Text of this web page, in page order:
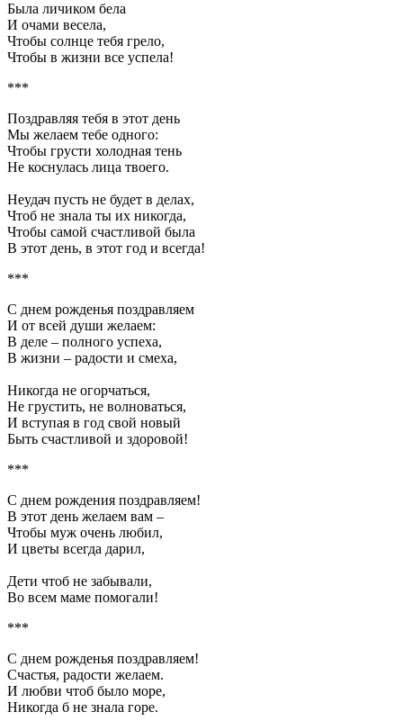
Была личиком бела
И очами весела,
Чтобы солнце тебя грело,
Чтобы в жизни все успела!
***
Поздравляя тебя в этот день
Мы желаем тебе одного:
Чтобы грусти холодная тень
Hе коснулась лица твоего.
Неудач пусть не будет в делах,
Чтоб не знала ты их никогда,
Чтобы самой счастливой была
В этот день, в этот год и всегда!
***
С днем рожденья поздравляем
И от всей души желаем:
В деле – полного успеха,
В жизни – радости и смеха,
Никогда не огорчаться,
Не грустить, не волноваться,
И вступая в год свой новый
Быть счастливой и здоровой!
***
С днем рождения поздравляем!
В этот день желаем вам –
Чтобы муж очень любил,
И цветы всегда дарил,
Дети чтоб не забывали,
Во всем маме помогали!
***
С днем рожденья поздравляем!
Счастья, радости желаем.
И любви чтоб было море,
Никогда б не знала горе.